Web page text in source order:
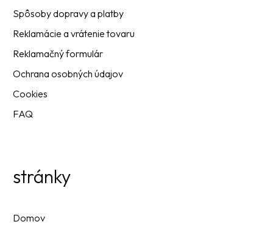
Spôsoby dopravy a platby
Reklamácie a vrátenie tovaru
Reklamačný formulár
Ochrana osobných údajov
Cookies
FAQ
stránky
Domov